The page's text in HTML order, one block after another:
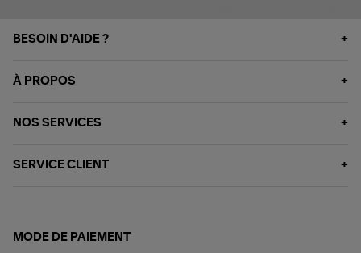
BESOIN D'AIDE ?
À PROPOS
NOS SERVICES
SERVICE CLIENT
MODE DE PAIEMENT